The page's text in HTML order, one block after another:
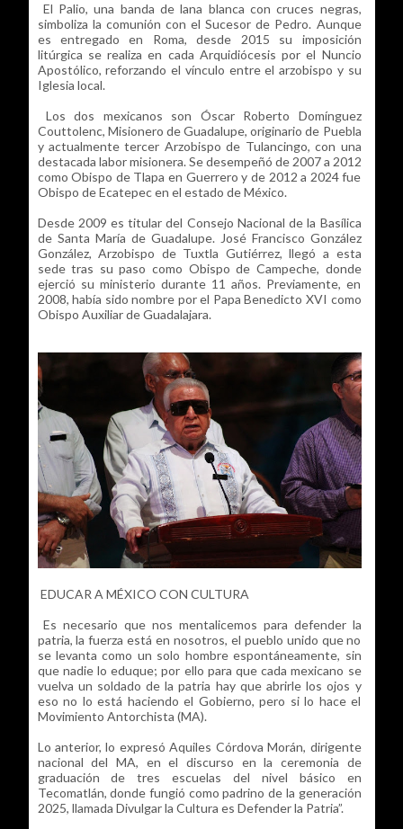
El Palio, una banda de lana blanca con cruces negras,
simboliza la comunión con el Sucesor de Pedro. Aunque
es entregado en Roma, desde 2015 su imposición
litúrgica se realiza en cada Arquidiócesis por el Nuncio
Apostólico, reforzando el vínculo entre el arzobispo y su
Iglesia local.
Los dos mexicanos son Óscar Roberto Domínguez
Couttolenc, Misionero de Guadalupe, originario de Puebla
y actualmente tercer Arzobispo de Tulancingo, con una
destacada labor misionera. Se desempeñó de 2007 a 2012
como Obispo de Tlapa en Guerrero y de 2012 a 2024 fue
Obispo de Ecatepec en el estado de México.
Desde 2009 es titular del Consejo Nacional de la Basílica
de Santa María de Guadalupe. José Francisco González
González, Arzobispo de Tuxtla Gutiérrez, llegó a esta
sede tras su paso como Obispo de Campeche, donde
ejerció su ministerio durante 11 años. Previamente, en
2008, había sido nombre por el Papa Benedicto XVI como
Obispo Auxiliar de Guadalajara.
EDUCAR A MÉXICO CON CULTURA
Es necesario que nos mentalicemos para defender la
patria, la fuerza está en nosotros, el pueblo unido que no
se levanta como un solo hombre espontáneamente, sin
que nadie lo eduque; por ello para que cada mexicano se
vuelva un soldado de la patria hay que abrirle los ojos y
eso no lo está haciendo el Gobierno, pero si lo hace el
Movimiento Antorchista (MA).
Lo anterior, lo expresó Aquiles Córdova Morán, dirigente
nacional del MA, en el discurso en la ceremonia de
graduación de tres escuelas del nivel básico en
Tecomatlán, donde fungió como padrino de la generación
2025, llamada Divulgar la Cultura es Defender la Patria”.